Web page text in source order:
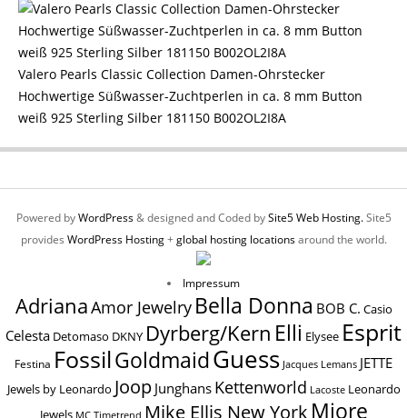
Valero Pearls Classic Collection Damen-Ohrstecker
Hochwertige Süßwasser-Zuchtperlen in ca. 8 mm Button
weiß 925 Sterling Silber 181150 B002OL2I8A
Powered byWordPress& designed and Coded bySite5 Web Hosting.Site5
provides WordPress Hosting+global hosting locationsaround the world.
Impressum
AdrianaAmor Jewelry Bella Donna BOB C. Casio
Celesta Detomaso DKNY Dyrberg/Kern Elli Elysee Esprit
Festina FossilGoldmaidGuess Jacques Lemans JETTE
Jewels by Leonardo Joop Junghans Kettenworld Lacoste Leonardo
Jewels MC Timetrend Mike Ellis New York Miore